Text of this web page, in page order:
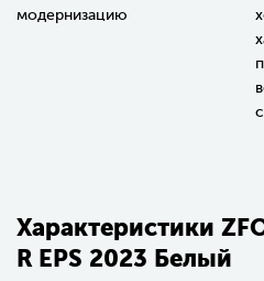
модернизацию
Характеристики
R EPS 2023 Белый